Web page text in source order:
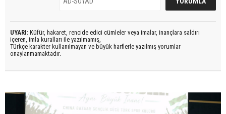
UYARI: Küfür, hakaret, rencide edici cümleler veya imalar, inançlara saldırı
içeren, imla kuralları ile yazılmamış,
Türkçe karakter kullanılmayan ve büyük harflerle yazılmış yorumlar
onaylanmamaktadır.